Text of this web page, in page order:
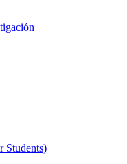
Students)